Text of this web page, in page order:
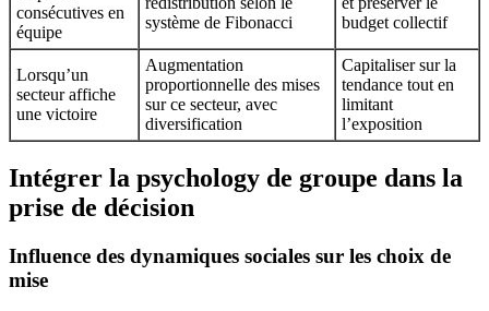
consécutives en
équipe
système de Fibonacci
budget collectif
Lorsqu’un
secteur affiche
une victoire
Augmentation
proportionnelle des mises
sur ce secteur, avec
diversification
Capitaliser sur la
tendance tout en
limitant
l’exposition
Intégrer la psychology de groupe dans la
prise de décision
Influence des dynamiques sociales sur les choix de
mise